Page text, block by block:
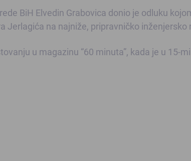
BiH Elvedin Grabovica donio je odluku
Jerlagića na najniže, pripravničko inženjersko
u magazinu “60 minuta”, kada je u 15-